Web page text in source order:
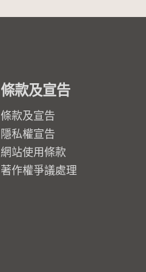
條款及宣告
條款及宣告
隱私權宣告
網站使用條款
著作權爭議處理